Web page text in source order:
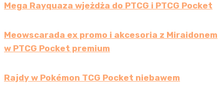
Mega Rayquaza wjeżdża do PTCG i PTCG Pocket
Meowscarada ex promo i akcesoria z Miraidonem
w PTCG Pocket premium
Rajdy w Pokémon TCG Pocket niebawem